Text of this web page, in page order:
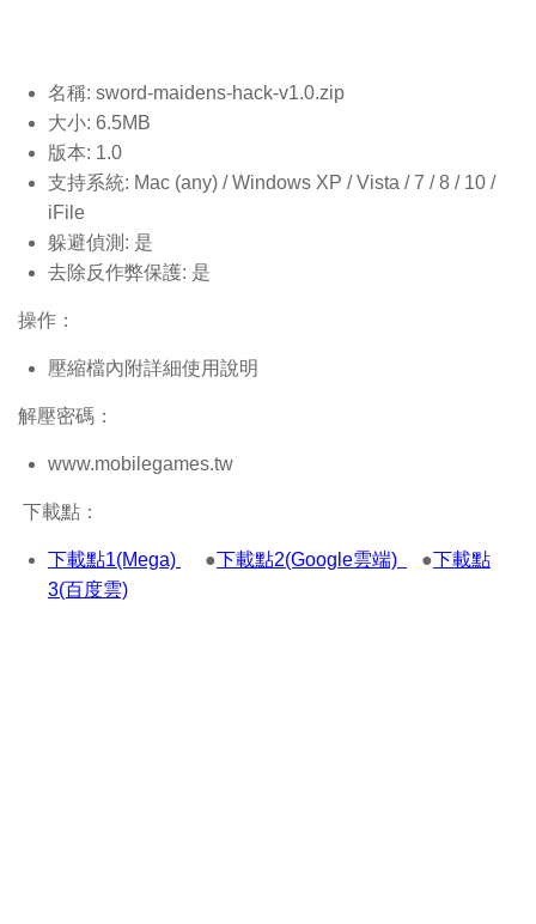
名稱: sword-maidens-hack-v1.0.zip
大小: 6.5MB
版本: 1.0
支持系統: Mac (any) / Windows XP / Vista / 7 / 8 / 10 /
iFile
躲避偵測: 是
去除反作弊保護: 是
操作：
壓縮檔內附詳細使用說明
解壓密碼：
www.mobilegames.tw
下載點：
下載點1(Mega) ●下載點2(Google雲端) ●下載點
3(百度雲)